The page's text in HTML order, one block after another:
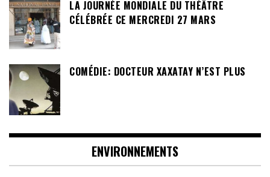
LA JOURNÉE MONDIALE DU THÉÂTRE
CÉLÉBRÉE CE MERCREDI 27 MARS
COMÉDIE: DOCTEUR XAXATAY N’EST PLUS
ENVIRONNEMENTS